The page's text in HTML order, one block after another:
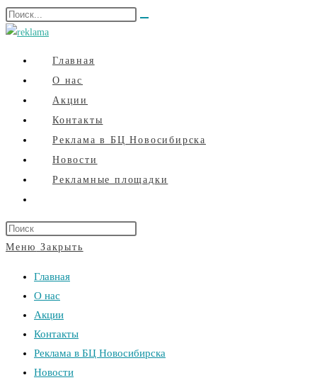
Перейти
к
Поиск
на
Главная
О нас
Акции
Контакты
Реклама в БЦ Новосибирска
Новости
Рекламные площадки
поиск
по
сайту
Меню Закрыть
Главная
О нас
Акции
Контакты
Реклама в БЦ Новосибирска
Новости